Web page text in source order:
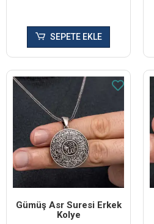
SEPETE EKLE
Gümüş Asr Suresi Erkek
Kolye